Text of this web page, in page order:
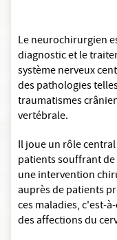
Le neurochirurgien
diagnostic et le
système nerveux
des pathologies
traumatismes
vertébrale.
Il joue un rôle
patients souffrant
une intervention
auprès de patients
ces maladies, c'est-
des affections du